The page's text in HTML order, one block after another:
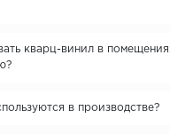
кварц-винил в
в производстве?